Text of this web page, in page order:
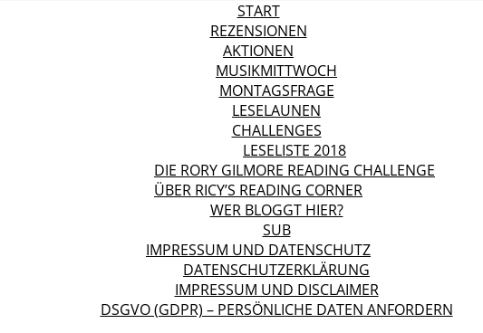
START
REZENSIONEN
AKTIONEN
MUSIKMITTWOCH
MONTAGSFRAGE
LESELAUNEN
CHALLENGES
LESELISTE 2018
DIE RORY GILMORE READING CHALLENGE
ÜBER RICY’S READING CORNER
WER BLOGGT HIER?
SUB
IMPRESSUM UND DATENSCHUTZ
DATENSCHUTZERKLÄRUNG
IMPRESSUM UND DISCLAIMER
DSGVO (GDPR) – PERSÖNLICHE DATEN ANFORDERN